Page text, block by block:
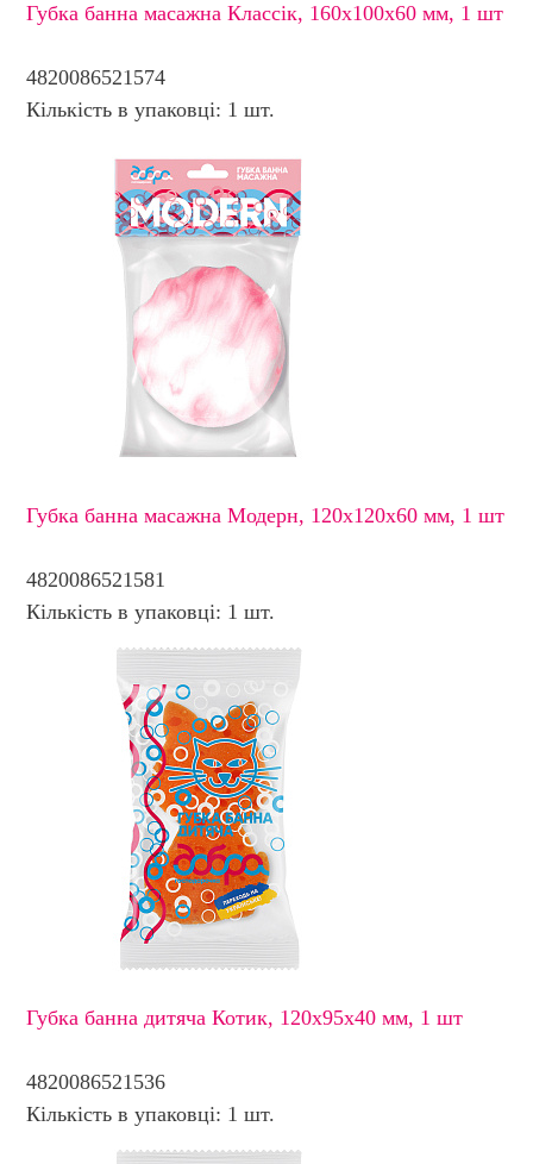
Губка банна масажна Классік, 160х100х60 мм, 1 шт
4820086521574
Кількість в упаковці: 1 шт.
Губка банна масажна Модерн, 120х120х60 мм, 1 шт
4820086521581
Кількість в упаковці: 1 шт.
Губка банна дитяча Котик, 120х95х40 мм, 1 шт
4820086521536
Кількість в упаковці: 1 шт.